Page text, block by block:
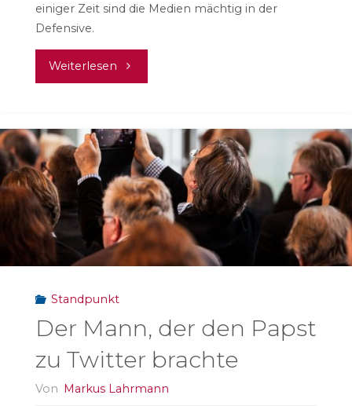
einiger Zeit sind die Medien mächtig in der
Defensive.
Weiterlesen "Die
Gewalt"
Standpunkt
Der Mann, der den Papst
zu Twitter brachte
Von Markus Lahrmann